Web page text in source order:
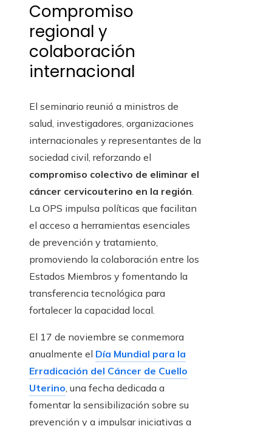
Compromiso
regional y
colaboración
internacional
El seminario reunió a ministros de
salud, investigadores, organizaciones
internacionales y representantes de la
sociedad civil, reforzando el
compromiso colectivo de eliminar el
cáncer cervicouterino en la región.
La OPS impulsa políticas que facilitan
el acceso a herramientas esenciales
de prevención y tratamiento,
promoviendo la colaboración entre los
Estados Miembros y fomentando la
transferencia tecnológica para
fortalecer la capacidad local.
El 17 de noviembre se conmemora
anualmente el Día Mundial para la
Erradicación del Cáncer de Cuello
Uterino, una fecha dedicada a
fomentar la sensibilización sobre su
prevención y a impulsar iniciativas a